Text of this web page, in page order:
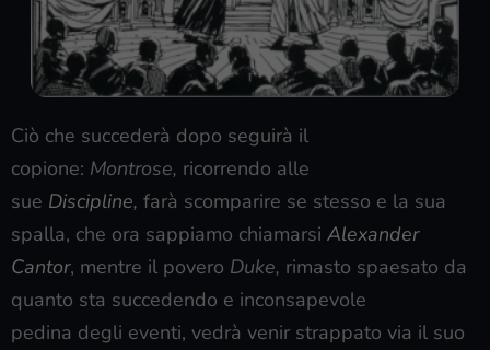
Ciò che succederà dopo seguirà il
copione: Montrose, ricorrendo alle
sue Discipline, farà scomparire se stesso e la sua
spalla, che ora sappiamo chiamarsi Alexander
Cantor, mentre il povero Duke, rimasto spaesato da
quanto sta succedendo e inconsapevole
pedina degli eventi, vedrà venir strappato via il suo